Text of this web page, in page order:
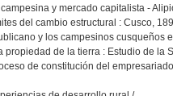
y mercado capitalista -
del cambio estructural : Cusco,
y los campesinos cusqueños
propiedad de la tierra : Estudio de la
de constitución del